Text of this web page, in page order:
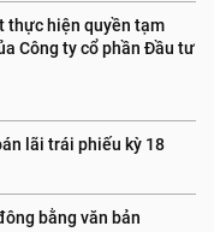
thực hiện quyền tạm
Công ty cổ phần Đầu tư
lãi trái phiếu kỳ 18
bằng văn bản